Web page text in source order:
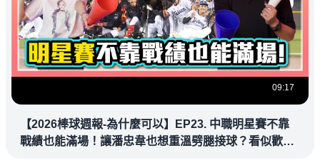
09:17
【2026棒球週報-為什麼可以】EP23. 中職明星賽不靠
戰績也能滿場！讓潘忠韋也想重溫劈腿接球？看似歡樂